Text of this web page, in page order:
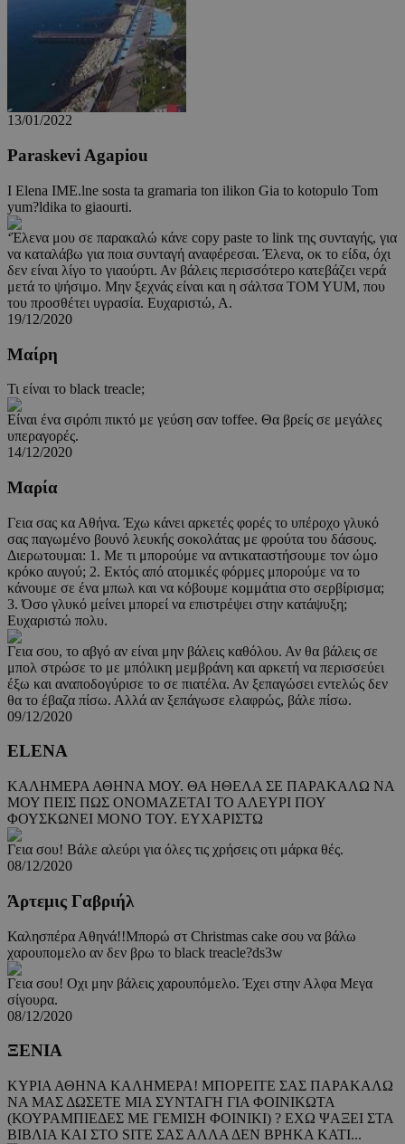
13/01/2022
Paraskevi Agapiou
I Elena IME.lne sosta ta gramaria ton ilikon Gia to kotopulo Tom
yum?ldika to giaourti.
‘Έλενα μου σε παρακαλώ κάνε copy paste το link της συνταγής, για
να καταλάβω για ποια συνταγή αναφέρεσαι. Έλενα, οκ το είδα, όχι
δεν είναι λίγο το γιαούρτι. Αν βάλεις περισσότερο κατεβάζει νερά
μετά το ψήσιμο. Μην ξεχνάς είναι και η σάλτσα TOM YUM, που
του προσθέτει υγρασία. Ευχαριστώ, Α.
19/12/2020
Μαίρη
Τι είναι το black treacle;
Είναι ένα σιρόπι πικτό με γεύση σαν toffee. Θα βρείς σε μεγάλες
υπεραγορές.
14/12/2020
Μαρία
Γεια σας κα Αθήνα. Έχω κάνει αρκετές φορές το υπέροχο γλυκό
σας παγωμένο βουνό λευκής σοκολάτας με φρούτα του δάσους.
Διερωτουμαι: 1. Με τι μπορούμε να αντικαταστήσουμε τον ώμο
κρόκο αυγού; 2. Εκτός από ατομικές φόρμες μπορούμε να το
κάνουμε σε ένα μπωλ και να κόβουμε κομμάτια στο σερβίρισμα;
3. Όσο γλυκό μείνει μπορεί να επιστρέψει στην κατάψυξη;
Ευχαριστώ πολυ.
Γεια σου, το αβγό αν είναι μην βάλεις καθόλου. Αν θα βάλεις σε
μπολ στρώσε το με μπόλικη μεμβράνη και αρκετή να περισσεύει
έξω και αναποδογύρισε το σε πιατέλα. Αν ξεπαγώσει εντελώς δεν
θα το έβαζα πίσω. Αλλά αν ξεπάγωσε ελαφρώς, βάλε πίσω.
09/12/2020
ELENA
ΚΑΛΗΜΕΡΑ ΑΘΗΝΑ ΜΟΥ. ΘΑ ΗΘΕΛΑ ΣΕ ΠΑΡΑΚΑΛΩ ΝΑ
ΜΟΥ ΠΕΙΣ ΠΩΣ ΟΝΟΜΑΖΕΤΑΙ ΤΟ ΑΛΕΥΡΙ ΠΟΥ
ΦΟΥΣΚΩΝΕΙ ΜΟΝΟ ΤΟΥ. ΕΥΧΑΡΙΣΤΩ
Γεια σου! Βάλε αλεύρι για όλες τις χρήσεις οτι μάρκα θές.
08/12/2020
Άρτεμις Γαβριήλ
Καλησπέρα Αθηνά!!Μπορώ στ Christmas cake σου να βάλω
χαρουπομελο αν δεν βρω το black treacle?ds3w
Γεια σου! Οχι μην βάλεις χαρουπόμελο. Έχει στην Αλφα Μεγα
σίγουρα.
08/12/2020
ΞΕΝΙΑ
ΚΥΡΙΑ ΑΘΗΝΑ ΚΑΛΗΜΕΡΑ! ΜΠΟΡΕΙΤΕ ΣΑΣ ΠΑΡΑΚΑΛΩ
ΝΑ ΜΑΣ ΔΩΣΕΤΕ ΜΙΑ ΣΥΝΤΑΓΗ ΓΙΑ ΦΟΙΝΙΚΩΤΑ
(ΚΟΥΡΑΜΠΙΕΔΕΣ ΜΕ ΓΕΜΙΣΗ ΦΟΙΝΙΚΙ) ? ΕΧΩ ΨΑΞΕΙ ΣΤΑ
ΒΙΒΛΙΑ ΚΑΙ ΣΤΟ SITE ΣΑΣ ΑΛΛΑ ΔΕΝ ΒΡΗΚΑ ΚΑΤΙ...